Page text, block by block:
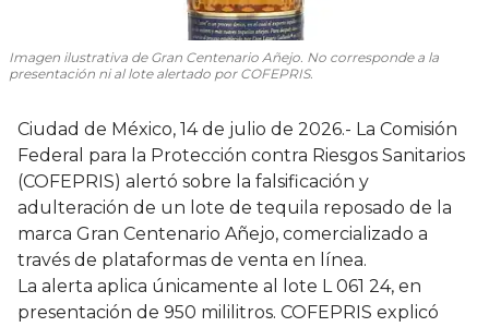
Imagen ilustrativa de Gran Centenario Añejo. No corresponde a la
presentación ni al lote alertado por COFEPRIS.
Ciudad de México, 14 de julio de 2026.- La Comisión
Federal para la Protección contra Riesgos Sanitarios
(COFEPRIS) alertó sobre la falsificación y
adulteración de un lote de tequila reposado de la
marca Gran Centenario Añejo, comercializado a
través de plataformas de venta en línea.
La alerta aplica únicamente al lote L 061 24, en
presentación de 950 mililitros. COFEPRIS explicó